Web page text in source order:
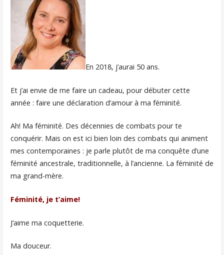
En 2018, j’aurai 50 ans.
Et j’ai envie de me faire un cadeau, pour débuter cette
année : faire une déclaration d’amour à ma féminité.
Ah! Ma féminité. Des décennies de combats pour te
conquérir. Mais on est ici bien loin des combats qui animent
mes contemporaines : je parle plutôt de ma conquête d’une
féminité ancestrale, traditionnelle, à l’ancienne. La féminité de
ma grand-mère.
Féminité, je t’aime!
J’aime ma coquetterie.
Ma douceur.